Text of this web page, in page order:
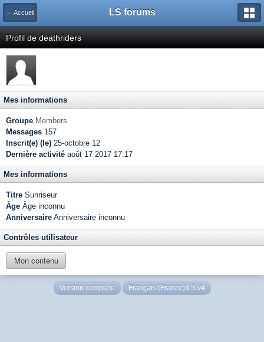
← Accueil LS forums
Profil de deathriders
Mes informations
Groupe Members
Messages 157
Inscrit(e) (le) 25-octobre 12
Dernière activité août 17 2017 17:17
Mes informations
Titre Sunriseur
Âge Âge inconnu
Anniversaire Anniversaire inconnu
Contrôles utilisateur
Mon contenu
Version complète Français (France) LS v4